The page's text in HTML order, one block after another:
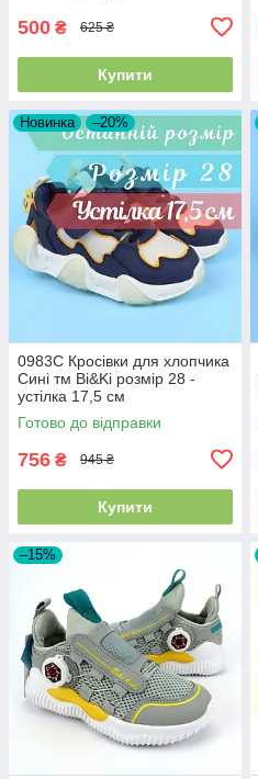
500 ₴ 625 ₴
Купити
Новинка –20%
0983C Кросівки для хлопчика
Сині тм Bi&Ki розмір 28 -
устілка 17,5 см
Готово до відправки
756 ₴ 945 ₴
Купити
–15%